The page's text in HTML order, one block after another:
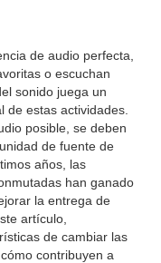
de audio perfecta,
o escuchan
sonido juega un
de estas actividades.
posible, se deben
de fuente de
años, las
han ganado
la entrega de
artículo,
de cambiar las
contribuyen a